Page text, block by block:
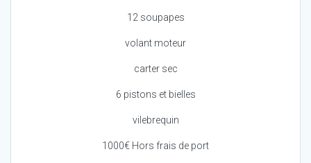
12 soupapes
volant moteur
carter sec
6 pistons et bielles
vilebrequin
1000€ Hors frais de port